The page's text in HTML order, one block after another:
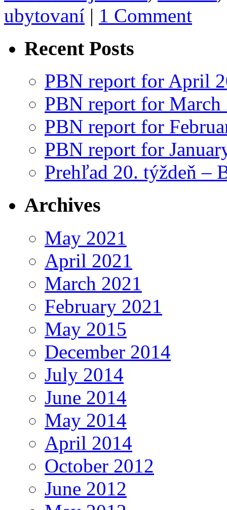
ubytovaní | 1 Comment
Recent Posts
PBN report for April
PBN report for March
PBN report for
PBN report for
Prehľad 20. týždeň –
Archives
May 2021
April 2021
March 2021
February 2021
May 2015
December 2014
July 2014
June 2014
May 2014
April 2014
October 2012
June 2012